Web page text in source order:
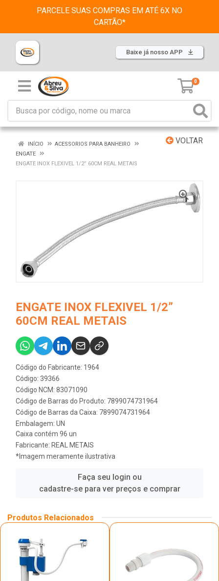
PARCELE SUAS COMPRAS EM ATÉ 6X NO
CARTÃO*
Baixe já nosso APP
0
VOLTAR
INÍCIO
ACESSORIOS PARA BANHEIRO
ENGATE
ENGATE INOX FLEXIVEL 1/2” 60CM REAL METAIS
ENGATE INOX FLEXIVEL 1/2”
60CM REAL METAIS
Código do Fabricante: 1964
Código: 39366
Código NCM: 83071090
Código de Barras do Produto: 7899074731964
Código de Barras da Caixa: 7899074731964
Embalagem: UN
Caixa contém 96 un
Fabricante: REAL METAIS
*Imagem meramente ilustrativa
Faça seu login ou
cadastre-se para ver preços e comprar
Produtos Relacionados